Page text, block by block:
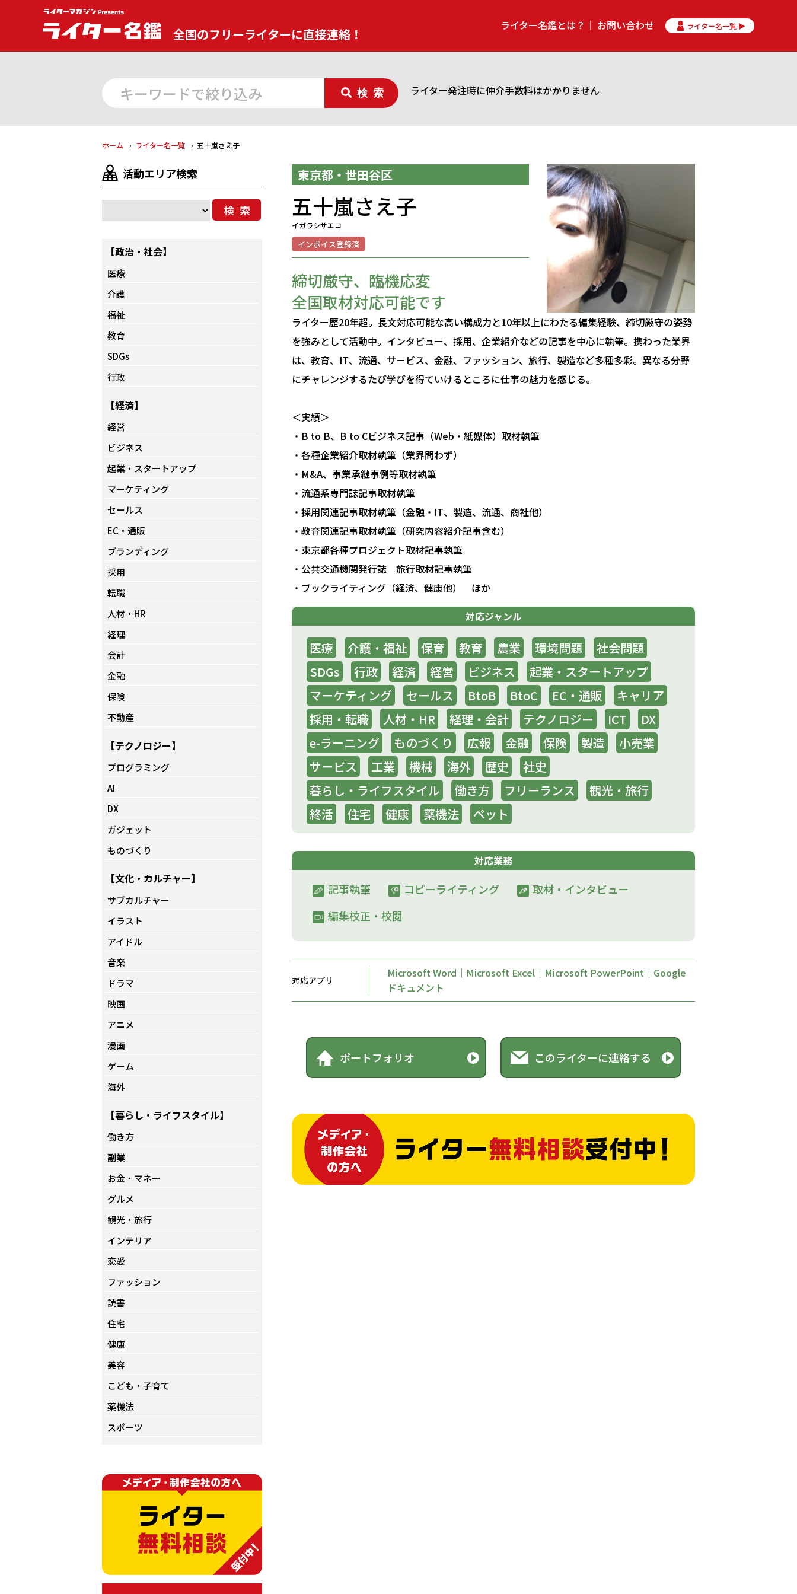
全国のフリーライターに直接連絡！
ライター名鑑とは？ お問い合わせ ライター名一覧 ▶
検索 ライター発注時に仲介手数料はかかりません
ホーム ライター名一覧 五十嵐さえ子
活動エリア検索
検索
【政治・社会】
医療
介護
福祉
教育
SDGs
行政
【経済】
経営
ビジネス
起業・スタートアップ
マーケティング
セールス
EC・通販
ブランディング
採用
転職
人材・HR
経理
会計
金融
保険
不動産
【テクノロジー】
プログラミング
AI
DX
ガジェット
ものづくり
【文化・カルチャー】
サブカルチャー
イラスト
アイドル
音楽
ドラマ
映画
アニメ
漫画
ゲーム
海外
【暮らし・ライフスタイル】
働き方
副業
お金・マネー
グルメ
観光・旅行
インテリア
恋愛
ファッション
読書
住宅
健康
美容
こども・子育て
薬機法
スポーツ
東京都・世田谷区
五十嵐さえ子
イガラシサエコ
インボイス登録済
締切厳守、臨機応変
全国取材対応可能です
ライター歴20年超。長文対応可能な高い構成力と10年以上にわたる編集経験、締切厳守の姿勢
を強みとして活動中。インタビュー、採用、企業紹介などの記事を中心に執筆。携わった業界
は、教育、IT、流通、サービス、金融、ファッション、旅行、製造など多種多彩。異なる分野
にチャレンジするたび学びを得ていけるところに仕事の魅力を感じる。
＜実績＞
・B to B、B to Cビジネス記事（Web・紙媒体）取材執筆
・各種企業紹介取材執筆（業界問わず）
・M&A、事業承継事例等取材執筆
・流通系専門誌記事取材執筆
・採用関連記事取材執筆（金融・IT、製造、流通、商社他）
・教育関連記事取材執筆（研究内容紹介記事含む）
・東京都各種プロジェクト取材記事執筆
・公共交通機関発行誌 旅行取材記事執筆
・ブックライティング（経済、健康他） ほか
対応ジャンル
医療 介護・福祉 保育 教育 農業 環境問題
社会問題
SDGs
行政 経済 経営 ビジネス
起業・スタートアップ
マーケティング
セールス BtoB BtoC EC・通販
キャリア
採用・転職
人材・HR 経理・会計 テクノロジー ICT
DX
e-ラーニング
ものづくり 広報 金融 保険 製造
小売業
サービス
工業 機械 海外 歴史
社史
暮らし・ライフスタイル
働き方 フリーランス
観光・旅行
終活
住宅 健康 薬機法 ペット
対応業務
記事執筆 コピーライティング
取材・インタビュー​
編集校正・校閲
対応アプリ
Microsoft Word｜Microsoft Excel｜Microsoft PowerPoint｜Google
ドキュメント
ポートフォリオ このライターに連絡する